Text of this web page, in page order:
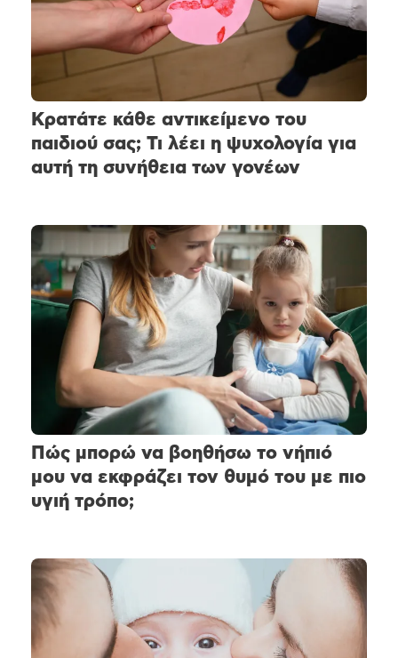
Κρατάτε κάθε αντικείμενο του
παιδιού σας; Τι λέει η ψυχολογία για
αυτή τη συνήθεια των γονέων
Πώς μπορώ να βοηθήσω το νήπιό
μου να εκφράζει τον θυμό του με πιο
υγιή τρόπο;